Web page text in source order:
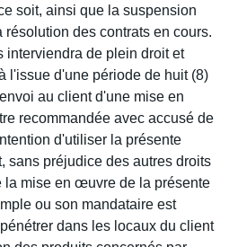
soit, ainsi que la suspension
des contrats en cours.
interviendra de plein droit et
l'issue d'une période de huit (8)
au client d'une mise en
recommandée avec accusé de
d'utiliser la présente
sans préjudice des autres droits
la mise en œuvre de la présente
ou son mandataire est
dans les locaux du client